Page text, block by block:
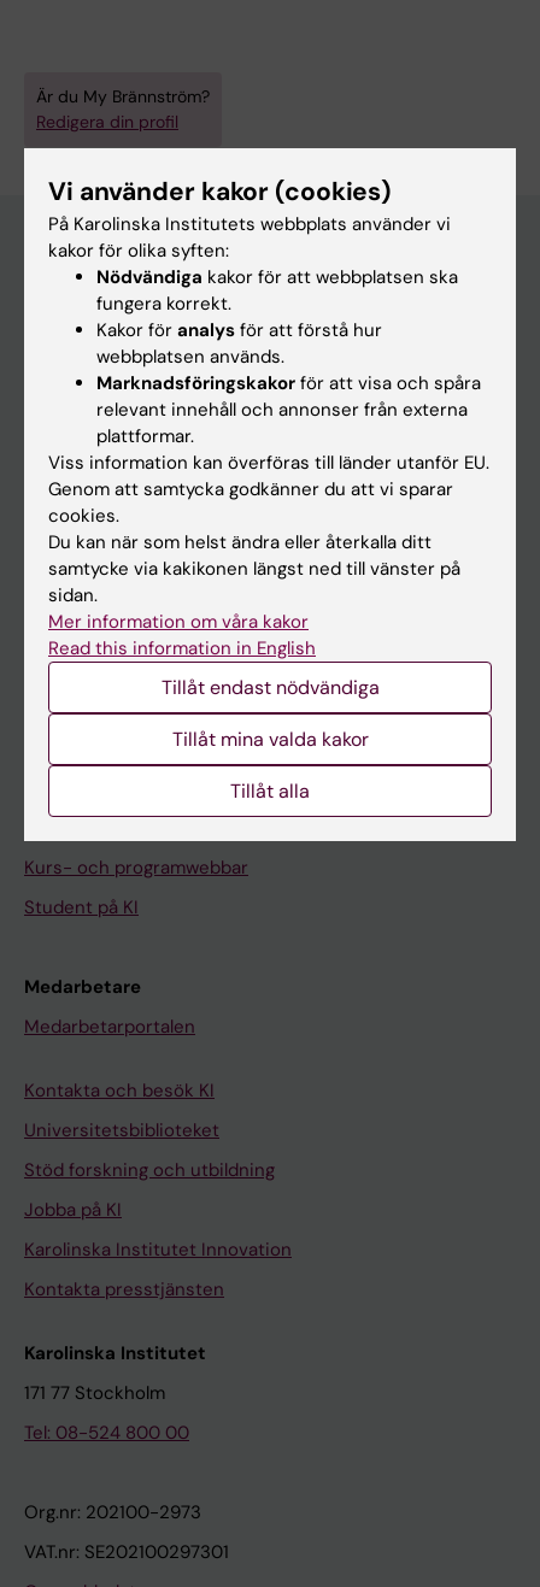
Är du My Brännström?
Redigera din profil
Huvudmeny
Utbildning
Forskarutbildning
Forskning
På gång
Nyheter
Kalender
Student
Ladok
Kurs- och programwebbar
Student på KI
Medarbetare
Medarbetarportalen
Kontakta och besök KI
Universitetsbiblioteket
Stöd forskning och utbildning
Jobba på KI
Karolinska Institutet Innovation
Kontakta presstjänsten
Karolinska Institutet
171 77 Stockholm
Tel: 08-524 800 00
Org.nr: 202100-2973
VAT.nr: SE202100297301
Vi använder kakor (cookies)
På Karolinska Institutets webbplats använder vi
kakor för olika syften:
Nödvändiga kakor för att webbplatsen ska
fungera korrekt.
Kakor för analys för att förstå hur
webbplatsen används.
Marknadsföringskakor för att visa och spåra
relevant innehåll och annonser från externa
plattformar.
Viss information kan överföras till länder utanför EU.
Genom att samtycka godkänner du att vi sparar
cookies.
Du kan när som helst ändra eller återkalla ditt
samtycke via kakikonen längst ned till vänster på
sidan.
Mer information om våra kakor
Read this information in English
Tillåt endast nödvändiga
Tillåt mina valda kakor
Tillåt alla